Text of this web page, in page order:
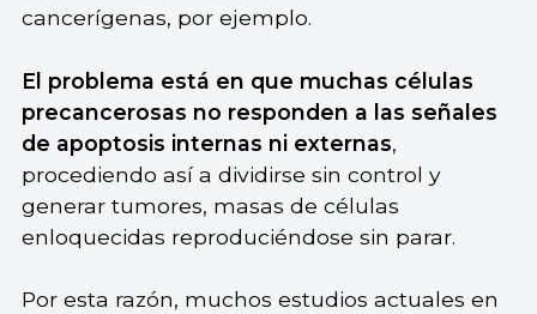
cancerígenas, por ejemplo.
El problema está en que muchas células
precancerosas no responden a las señales
de apoptosis internas ni externas,
procediendo así a dividirse sin control y
generar tumores, masas de células
enloquecidas reproduciéndose sin parar.
Por esta razón, muchos estudios actuales en